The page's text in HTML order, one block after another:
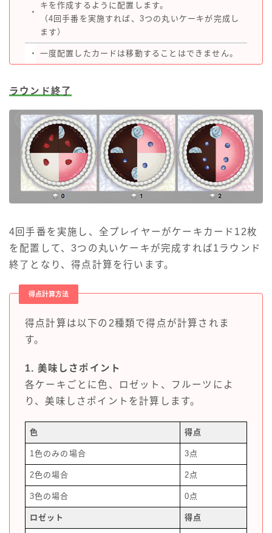
・
キを作成するように配置します。
（4回手番を実施すれば、3つの丸いケーキが完成し
ます）
・ 一度配置したカードは移動することはできません。
ラウンド終了
4回手番を実施し、全プレイヤーがケーキカード12枚
を配置して、3つの丸いケーキが完成すれば1ラウンド
終了となり、得点計算を行います。
得点計算方法
得点計算は以下の2種類で得点が計算されま
す。
1. 美味しさポイント
各ケーキごとに色、ロゼット、フルーツによ
り、美味しさポイントを計算します。
色 得点
1色のみの場合 3点
2色の場合 2点
3色の場合 0点
ロゼット 得点